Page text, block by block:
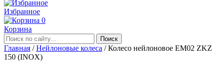
Избранное
0
Корзина
Главная /Нейлоновые колеса /Колесо нейлоновое EM02 ZKZ
150 (INOX)